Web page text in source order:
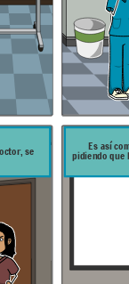
se Es así
pidiendo que